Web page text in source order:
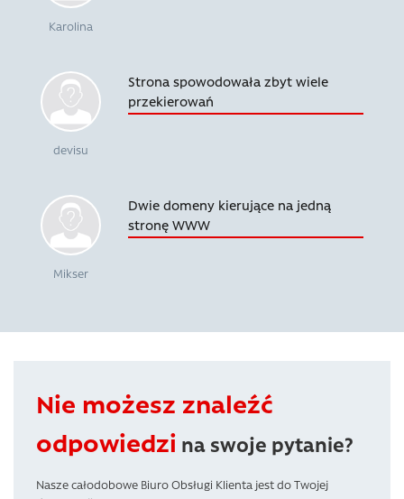
Karolina
devisu
Strona spowodowała zbyt wiele
przekierowań
Mikser
Dwie domeny kierujące na jedną
stronę WWW
Nie możesz znaleźć
odpowiedzi na swoje pytanie?
Nasze całodobowe Biuro Obsługi Klienta jest do Twojej